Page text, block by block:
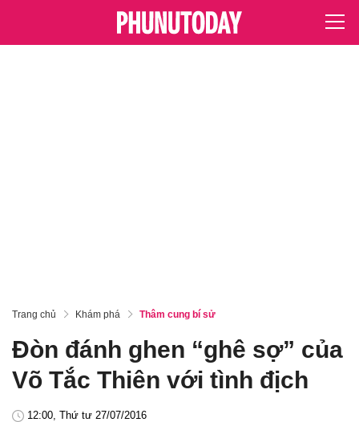
Trang chủ Khám phá Thâm cung bí sử
Đòn đánh ghen “ghê sợ” của
Võ Tắc Thiên với tình địch
12:00, Thứ tư 27/07/2016